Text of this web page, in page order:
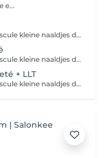
e...
Bij microneedling gebruiken wij minuscule kleine naaldjes die zacht in de huid prikken. De microscopische kanalen die hier ontstaan stimuleren het herstelproces van je lichaam. Dit zorgt voor een natuurlijke boost aan collageen en elastine. Deze behandeling, die ook wel collagen induction therapie wordt genoemd, werkt dus geheel vanuit je eigen lichaam. Microneedling is een effectieve behandeling voor het verminderen van rimpels en fijne lijnen, waardoor de huid er jeugdiger en stralender uitziet. Een van de voordelen van microneedling is de algehele huidverbetering die het kan bieden, waardoor de huidtextuur en teint aanzienlijk worden verbeterd. Microneedling kan ook helpen bij het verminderen van littekenweefsel, zoals acnelittekens of littekens van letsels, door de natuurlijke genezingsprocessen van de huid te stimuleren. Voor mensen met bepaalde vormen van acne en couperose kan microneedling een effectieve oplossing zijn om de huid te kalmeren en onvolkomenheden te verminderen. Pigmentstoornissen, zoals melasma of hyperpigmentatie, kunnen worden behandeld met microneedling om de huidskleur gelijkmatiger te maken en donkere vlekken te verminderen. Microneedling kan ook helpen bij het verbeteren van een grove huidstructuur door de aanmaak van collageen te stimuleren, waardoor de huid gladder en egaler wordt. Vraag: "Wat is jouw huid-probleem?" 1. "Ik ben altijd in haast" Quick Glow Express (30 min, €149) 2. "Mijn huid voelt beschadigd/gevoelig" Vitamin Renewal (45 min, €169) 3. "Ik heb rimpels & slappe huid" Peptide Lift (60 min, €250) 4. "Ik wil maximale diepte-regeneratie" DNA Glow Reset PDRN (60 min, €250) 5. "Mijn huid voelt dun & crepey" Collagen Fusion (60 min, €250) 6. "Ik weet niet zeker" Boek gratis consult Personalized recommendation
Bij microneedling gebruiken wij minuscule kleine naaldjes die zacht in de huid prikken. De microscopische kanalen die hier ontstaan stimuleren het herstelproces van je lichaam. Dit zorgt voor een natuurlijke boost aan collageen en elastine. Deze behandeling, die ook wel collagen induction therapie wordt genoemd, werkt dus geheel vanuit je eigen lichaam. Microneedling is een effectieve behandeling voor het verminderen van rimpels en fijne lijnen, waardoor de huid er jeugdiger en stralender uitziet. Een van de voordelen van microneedling is de algehele huidverbetering die het kan bieden, waardoor de huidtextuur en teint aanzienlijk worden verbeterd. Microneedling kan ook helpen bij het verminderen van littekenweefsel, zoals acnelittekens of littekens van letsels, door de natuurlijke genezingsprocessen van de huid te stimuleren. Voor mensen met bepaalde vormen van acne en couperose kan microneedling een effectieve oplossing zijn om de huid te kalmeren en onvolkomenheden te verminderen. Pigmentstoornissen, zoals melasma of hyperpigmentatie, kunnen worden behandeld met microneedling om de huidskleur gelijkmatiger te maken en donkere vlekken te verminderen. Microneedling kan ook helpen bij het verbeteren van een grove huidstructuur door de aanmaak van collageen te stimuleren, waardoor de huid gladder en egaler wordt.
+ LLT
Bij microneedling gebruiken wij minuscule kleine naaldjes die zacht in de huid prikken. De microscopische kanalen die hier ontstaan stimuleren het herstelproces van je lichaam. Dit zorgt voor een natuurlijke boost aan collageen en elastine. Deze behandeling, die ook wel collagen induction therapie wordt genoemd, werkt dus geheel vanuit je eigen lichaam. Microneedling is een effectieve behandeling voor het verminderen van rimpels en fijne lijnen, waardoor de huid er jeugdiger en stralender uitziet. Een van de voordelen van microneedling is de algehele huidverbetering die het kan bieden, waardoor de huidtextuur en teint aanzienlijk worden verbeterd. Microneedling kan ook helpen bij het verminderen van littekenweefsel, zoals acnelittekens of littekens van letsels, door de natuurlijke genezingsprocessen van de huid te stimuleren. Voor mensen met bepaalde vormen van acne en couperose kan microneedling een effectieve oplossing zijn om de huid te kalmeren en onvolkomenheden te verminderen. Pigmentstoornissen, zoals melasma of hyperpigmentatie, kunnen worden behandeld met microneedling om de huidskleur gelijkmatiger te maken en donkere vlekken te verminderen. Microneedling kan ook helpen bij het verbeteren van een grove huidstructuur door de aanmaak van collageen te stimuleren, waardoor de huid gladder en egaler wordt.